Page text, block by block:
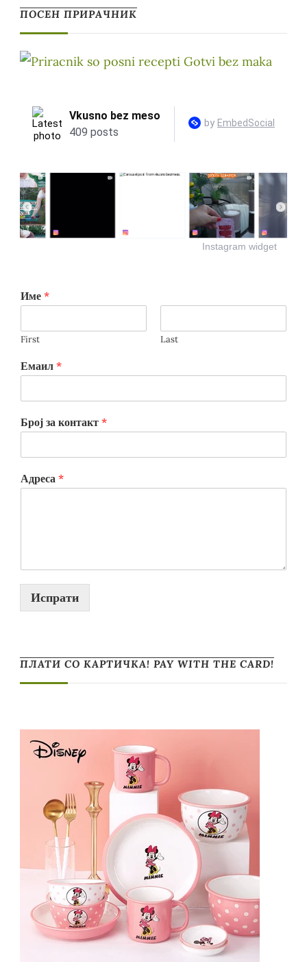
ПОСЕН ПРИРАЧНИК
Instagram widget
Име *
First Last
Емаил *
Број за контакт *
Адреса *
Испрати
ПЛАТИ СО КАРТИЧКА! PAY WITH THE CARD!